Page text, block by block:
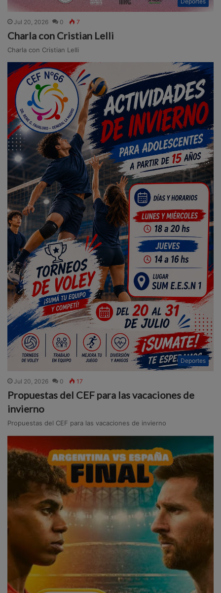
Jul 20, 2026 0 7
Charla con Cristian Lelli
Charla con Cristian Lelli
Deportes
Jul 20, 2026 0 17
Propuestas del CEF para las vacaciones de
invierno
Propuestas del CEF para las vacaciones de invierno